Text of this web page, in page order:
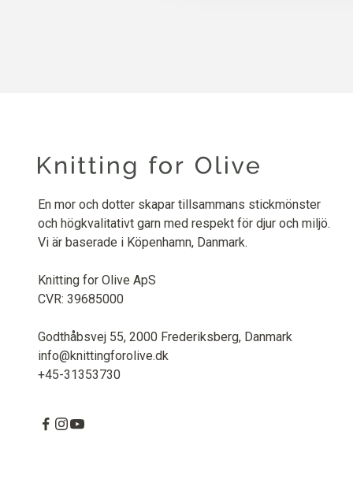
En mor och dotter skapar tillsammans stickmönster
och högkvalitativt garn med respekt för djur och miljö.
Vi är baserade i Köpenhamn, Danmark.
Knitting for Olive ApS
CVR: 39685000
Godthåbsvej 55, 2000 Frederiksberg, Danmark
info@knittingforolive.dk
+45-31353730